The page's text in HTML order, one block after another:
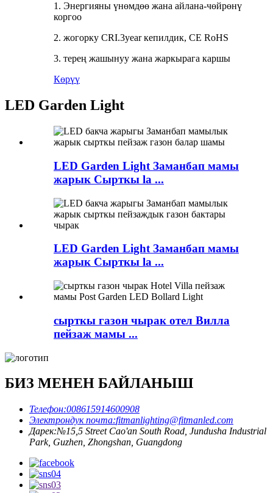
1. Энергияны үнөмдөө жана айлана-чөйрөнү
коргоо
2. жогорку CRI.3year кепилдик, CE RoHS
3. терең жашынуу жана жаркырага каршы
Көрүү
LED Garden Light
LED Garden Light Заманбап мамы
жарык Сырткы la ...
LED Garden Light Заманбап мамы
жарык Сырткы la ...
сырткы газон чырак отел Вилла
пейзаж мамы ...
БИЗ МЕНЕН БАЙЛАНЫШ
Телефон:008615914600908
Электрондук почта:fitmanlighting@fitmanled.com
Дарек:№15,5 Street Cao'an South Road, Jundusha Industrial
Park, Guzhen, Zhongshan, Guangdong